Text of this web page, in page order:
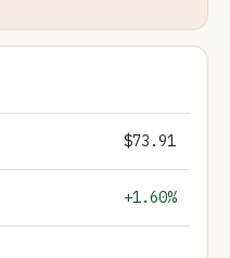
$73.91
+1.60%